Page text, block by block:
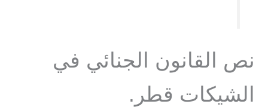
نص القانون الجنائي في
الشيكات قطر.